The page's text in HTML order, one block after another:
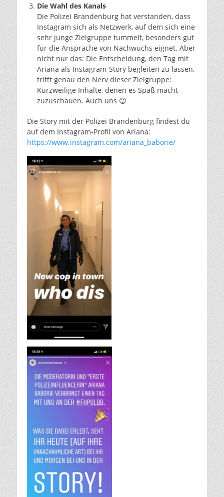
Die Wahl des Kanals
Die Polizei Brandenburg hat verstanden, dass
Instagram sich als Netzwerk, auf dem sich eine
sehr junge Zielgruppe tummelt, besonders gut
für die Ansprache von Nachwuchs eignet. Aber
nicht nur das: Die Entscheidung, den Tag mit
Ariana als Instagram-Story begleiten zu lassen,
trifft genau den Nerv dieser Zielgruppe:
Kurzweilige Inhalte, denen es Spaß macht
zuzuschauen. Auch uns 😉
Die Story mit der Polizei Brandenburg findest du
auf dem Instagram-Profil von Ariana:
https://www.instagram.com/ariana_baborie/